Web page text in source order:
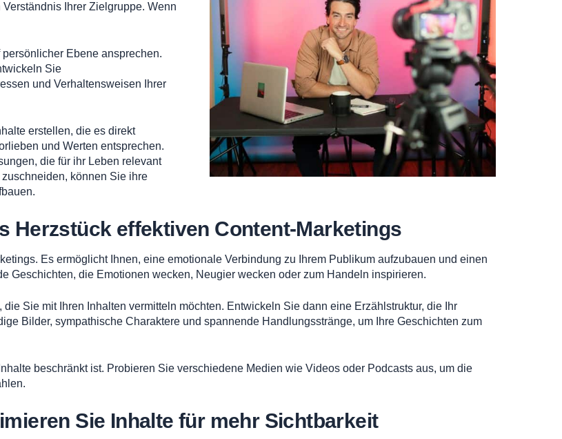
Ihrer Zielgruppe. Wenn
Ebene ansprechen.
Sie
und Verhaltensweisen Ihrer
erstellen, die es direkt
und Werten entsprechen.
die für ihr Leben relevant
können Sie ihre
Herzstück effektiven Content-Marketings
Es ermöglicht Ihnen, eine emotionale Verbindung zu Ihrem Publikum aufzubauen und einen
Geschichten, die Emotionen wecken, Neugier wecken oder zum Handeln inspirieren.
Sie mit Ihren Inhalten vermitteln möchten. Entwickeln Sie dann eine Erzählstruktur, die Ihr
Bilder, sympathische Charaktere und spannende Handlungsstränge, um Ihre Geschichten zum
beschränkt ist. Probieren Sie verschiedene Medien wie Videos oder Podcasts aus, um die
Sie Inhalte für mehr Sichtbarkeit